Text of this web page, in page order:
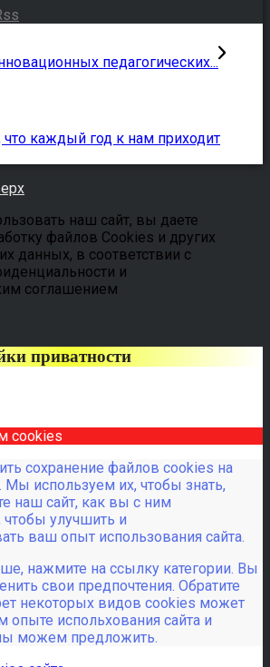
педагогических...
каждый год к нам приходит
наш сайт, вы даете
файлов Cookies и других
данных, в соответствии с
и
соглашением
приватности
cookies
сохранение файлов cookies на
Мы используем их, чтобы знать,
наш сайт, как вы с ним
чтобы улучшить и
ваш опыт использования сайта.
нажмите на ссылку категории. Вы
свои предпочтения. Обратите
некоторых видов cookies может
опыте испольхования сайта и
можем предложить.